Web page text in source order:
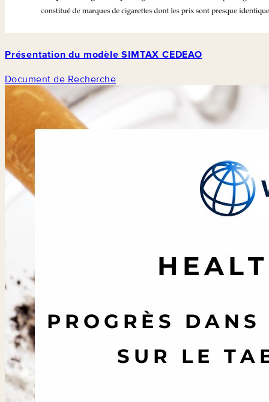
Présentation du modèle SIMTAX CEDEAO
Document de Recherche